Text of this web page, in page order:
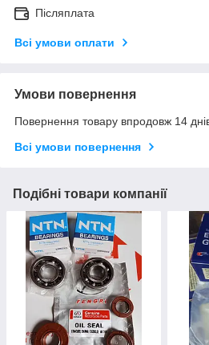
Післяплата
Всі умови оплати
Умови повернення
Повернення товару впродовж 14
Всі умови повернення
Подібні товари компанії